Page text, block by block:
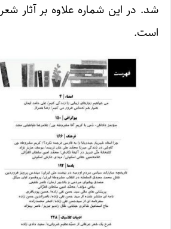
شد. در این شماره علاوه بر آثار
است.